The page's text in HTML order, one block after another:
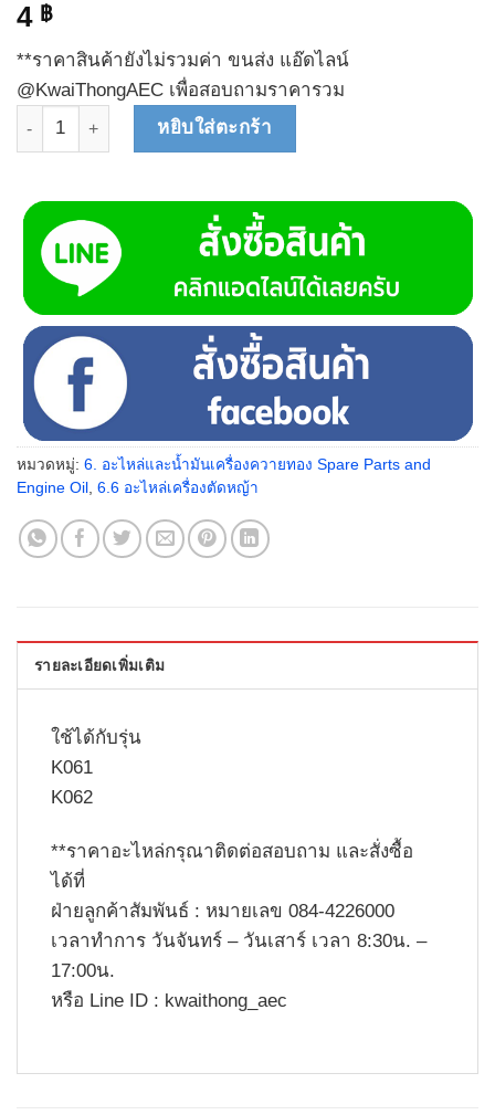
4 ฿
**ราคาสินค้ายังไม่รวมค่า ขนส่ง แอ๊ดไลน์
@KwaiThongAEC เพื่อสอบถามราคารวม
จำนวน สกรูยึดอุปกรณ์ป้องกัน M5x12 61-0317L ชิ้น
หยิบใส่ตะกร้า
หมวดหมู่: 6. อะไหล่และน้ำมันเครื่องควายทอง Spare Parts and
Engine Oil 6.6 อะไหล่เครื่องตัดหญ้า
รายละเอียดเพิ่มเติม
ใช้ได้กับรุ่น
K061
K062
**ราคาอะไหล่กรุณาติดต่อสอบถาม และสั่งซื้อ
ได้ที่
ฝ่ายลูกค้าสัมพันธ์ : หมายเลข 084-4226000
เวลาทำการ วันจันทร์ – วันเสาร์ เวลา 8:30น. –
17:00น.
หรือ Line ID : kwaithong_aec